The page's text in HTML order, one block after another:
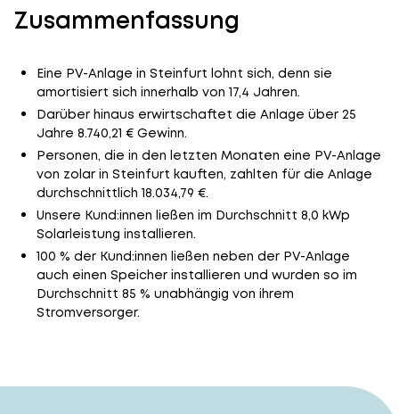
Zusammenfassung
Eine PV-Anlage in Steinfurt lohnt sich, denn sie
amortisiert sich innerhalb von 17,4 Jahren.
Darüber hinaus erwirtschaftet die Anlage über 25
Jahre 8.740,21 € Gewinn.
Personen, die in den letzten Monaten eine PV-Anlage
von zolar in Steinfurt kauften, zahlten für die Anlage
durchschnittlich 18.034,79 €.
Unsere Kund:innen ließen im Durchschnitt 8,0 kWp
Solarleistung installieren.
100 % der Kund:innen ließen neben der PV-Anlage
auch einen Speicher installieren und wurden so im
Durchschnitt 85 % unabhängig von ihrem
Stromversorger.